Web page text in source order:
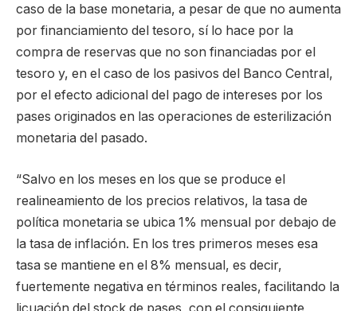
caso de la base monetaria, a pesar de que no aumenta
por financiamiento del tesoro, sí lo hace por la
compra de reservas que no son financiadas por el
tesoro y, en el caso de los pasivos del Banco Central,
por el efecto adicional del pago de intereses por los
pases originados en las operaciones de esterilización
monetaria del pasado.
“Salvo en los meses en los que se produce el
realineamiento de los precios relativos, la tasa de
política monetaria se ubica 1% mensual por debajo de
la tasa de inflación. En los tres primeros meses esa
tasa se mantiene en el 8% mensual, es decir,
fuertemente negativa en términos reales, facilitando la